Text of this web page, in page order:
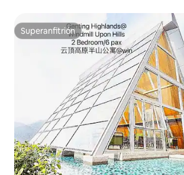
Superanfitrión
Superanfitrión